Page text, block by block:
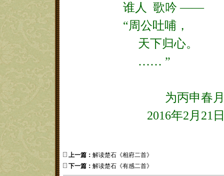
谁人
歌吟 ——
“周公吐哺，
天下归心。
…… ”
为丙申春
2016年2 月 21
上一篇： 解读楚石《相府二首》
下一篇： 解读楚石《有感二首》